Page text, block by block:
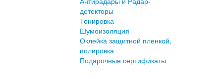
детекторы
Тонировка
Шумоизоляция
Оклейка защитной пленкой,
полировка
Подарочные сертификаты